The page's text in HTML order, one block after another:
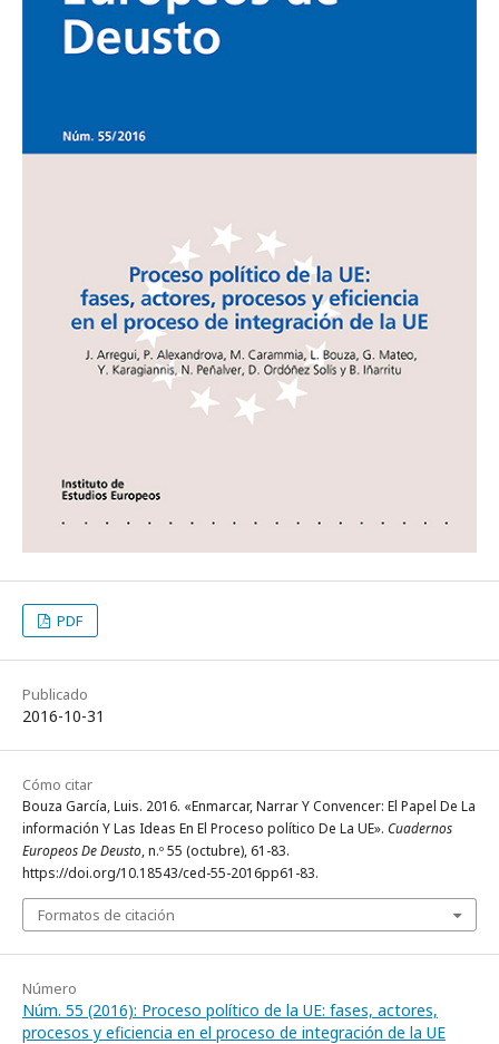
PDF
Publicado
2016-10-31
Cómo citar
Bouza García, Luis. 2016. «Enmarcar, Narrar Y Convencer: El Papel De La
información Y Las Ideas En El Proceso político De La UE». Cuadernos
Europeos De Deusto, n.º 55 (octubre), 61-83.
https://doi.org/10.18543/ced-55-2016pp61-83.
Formatos de citación
Número
Núm. 55 (2016): Proceso político de la UE: fases, actores,
procesos y eficiencia en el proceso de integración de la UE